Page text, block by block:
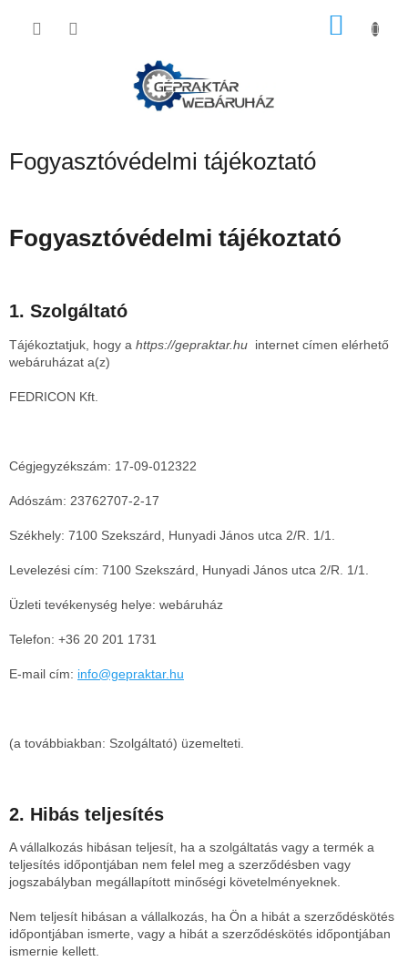
Fogyasztóvédelmi tájékoztató
Fogyasztóvédelmi tájékoztató
1. Szolgáltató
Tájékoztatjuk, hogy a https://gepraktar.hu internet címen elérhető
webáruházat a(z)
FEDRICON Kft.
Cégjegyzékszám: 17-09-012322
Adószám: 23762707-2-17
Székhely: 7100 Szekszárd, Hunyadi János utca 2/R. 1/1.
Levelezési cím: 7100 Szekszárd, Hunyadi János utca 2/R. 1/1.
Üzleti tevékenység helye: webáruház
Telefon: +36 20 201 1731
E-mail cím: info@gepraktar.hu
(a továbbiakban: Szolgáltató) üzemelteti.
2. Hibás teljesítés
A vállalkozás hibásan teljesít, ha a szolgáltatás vagy a termék a
teljesítés időpontjában nem felel meg a szerződésben vagy
jogszabályban megállapított minőségi követelményeknek.
Nem teljesít hibásan a vállalkozás, ha Ön a hibát a szerződéskötés
időpontjában ismerte, vagy a hibát a szerződéskötés időpontjában
ismernie kellett.